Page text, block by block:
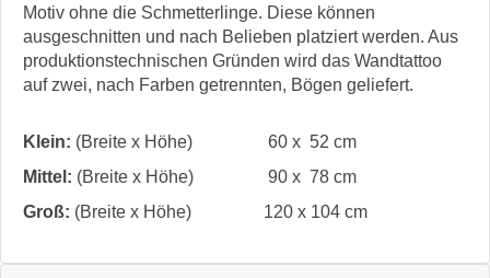
Motiv ohne die Schmetterlinge. Diese können
ausgeschnitten und nach Belieben platziert werden. Aus
produktionstechnischen Gründen wird das Wandtattoo
auf zwei, nach Farben getrennten, Bögen geliefert.
Klein: (Breite x Höhe)
60 x 52 cm
Mittel: (Breite x Höhe)
90 x 78 cm
Groß: (Breite x Höhe) 120 x 104 cm